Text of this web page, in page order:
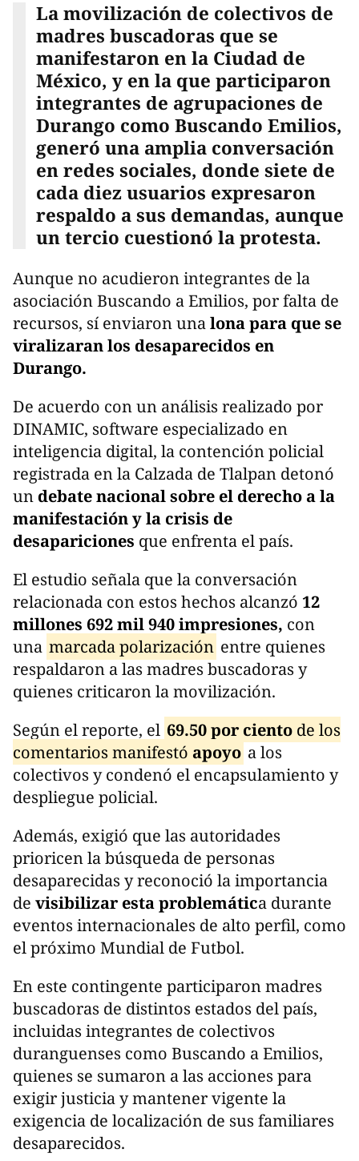
La movilización de colectivos de
madres buscadoras que se
manifestaron en la Ciudad de
México, y en la que participaron
integrantes de agrupaciones de
Durango como Buscando Emilios,
generó una amplia conversación
en redes sociales, donde siete de
cada diez usuarios expresaron
respaldo a sus demandas, aunque
un tercio cuestionó la protesta.
Aunque no acudieron integrantes de la
asociación Buscando a Emilios, por falta de
recursos, sí enviaron unalona para que se
viralizaran los desaparecidos en
Durango.
De acuerdo con un análisis realizado por
DINAMIC, software especializado en
inteligencia digital, la contención policial
registrada en la Calzada de Tlalpan detonó
un debate nacional sobre el derecho a la
manifestación y la crisis de
desapariciones que enfrenta el país.
El estudio señala que la conversación
relacionada con estos hechos alcanzó 12
millones 692 mil 940 impresiones, con
una marcada polarización entre quienes
respaldaron a las madres buscadoras y
quienes criticaron la movilización.
Según el reporte, el 69.50 por cientode los
comentarios manifestó apoyo a los
colectivos y condenó el encapsulamiento y
despliegue policial.
Además, exigió que las autoridades
prioricen la búsqueda de personas
desaparecidas y reconoció la importancia
de visibilizar esta problemática durante
eventos internacionales de alto perfil, como
el próximo Mundial de Futbol.
En este contingente participaron madres
buscadoras de distintos estados del país,
incluidas integrantes de colectivos
duranguenses como Buscando a Emilios,
quienes se sumaron a las acciones para
exigir justicia y mantener vigente la
exigencia de localización de sus familiares
desaparecidos.